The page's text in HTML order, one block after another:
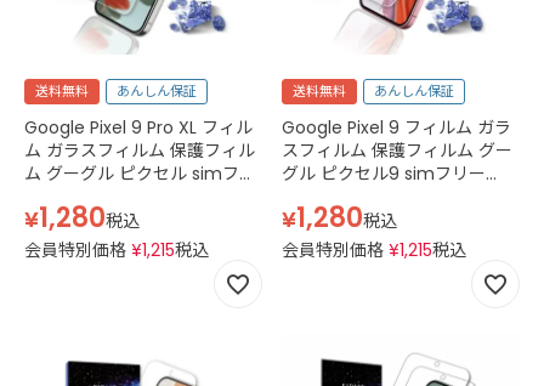
送料無料 あんしん保証
Google Pixel 9 Pro XL フィル
ム ガラスフィルム 保護フィル
ム グーグル ピクセル simフリ
ラス 透明 クリア
¥1,280税込
会員特別価格 ¥1,215税込
送料無料 あんしん保証
Google Pixel 9 フィルム ガラ
スフィルム 保護フィルム グー
グル ピクセル9 simフリー
ガラス 透明 クリア
¥1,280税込
会員特別価格 ¥1,215税込